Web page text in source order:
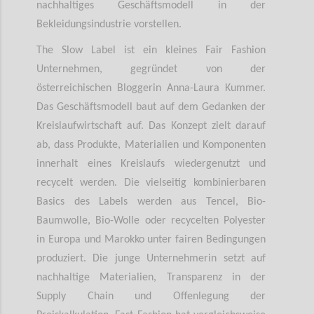
nachhaltiges Geschäftsmodell in der
Bekleidungsindustrie vorstellen.
The Slow Label ist ein kleines Fair Fashion
Unternehmen, gegründet von der
österreichischen Bloggerin Anna-Laura Kummer.
Das Geschäftsmodell baut auf dem Gedanken der
Kreislaufwirtschaft auf. Das Konzept zielt darauf
ab, dass Produkte, Materialien und Komponenten
innerhalt eines Kreislaufs wiedergenutzt und
recycelt werden. Die vielseitig kombinierbaren
Basics des Labels werden aus Tencel, Bio-
Baumwolle, Bio-Wolle oder recycelten Polyester
in Europa und Marokko unter fairen Bedingungen
produziert. Die junge Unternehmerin setzt auf
nachhaltige Materialien, Transparenz in der
Supply Chain und Offenlegung der